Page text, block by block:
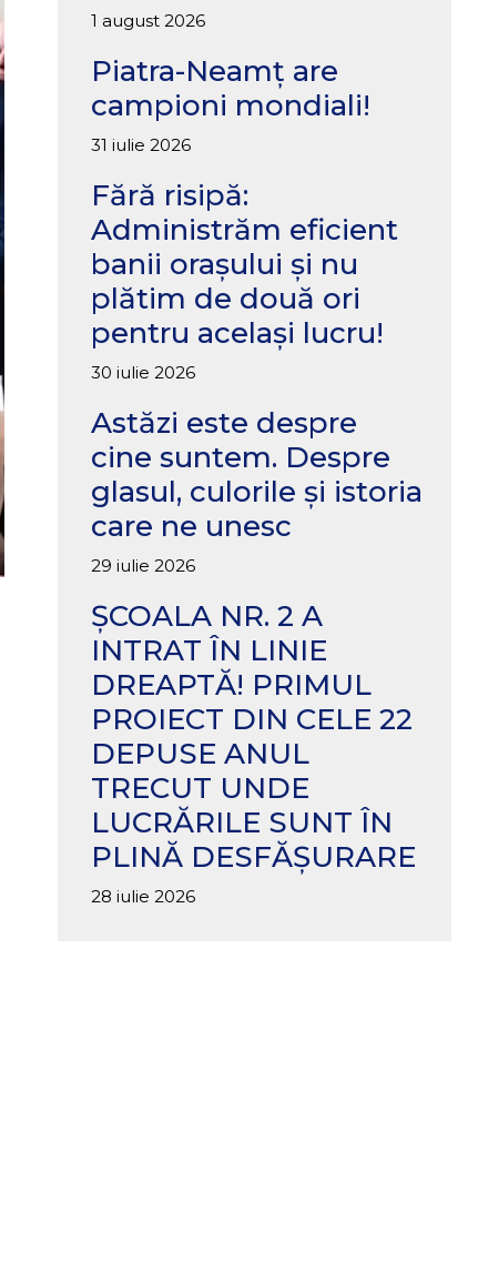
1 august 2026
Piatra-Neamț are
campioni mondiali!
31 iulie 2026
Fără risipă:
Administrăm eficient
banii orașului și nu
plătim de două ori
pentru același lucru!
30 iulie 2026
Astăzi este despre
cine suntem. Despre
glasul, culorile și istoria
care ne unesc
29 iulie 2026
ȘCOALA NR. 2 A
INTRAT ÎN LINIE
DREAPTĂ! PRIMUL
PROIECT DIN CELE 22
DEPUSE ANUL
TRECUT UNDE
LUCRĂRILE SUNT ÎN
PLINĂ DESFĂȘURARE
28 iulie 2026